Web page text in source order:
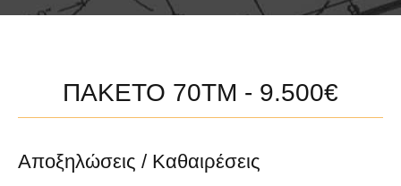
You are here:
ΠΑΚΕΤΟ 70ΤΜ - 9.500€
Αποξηλώσεις / Καθαιρέσεις